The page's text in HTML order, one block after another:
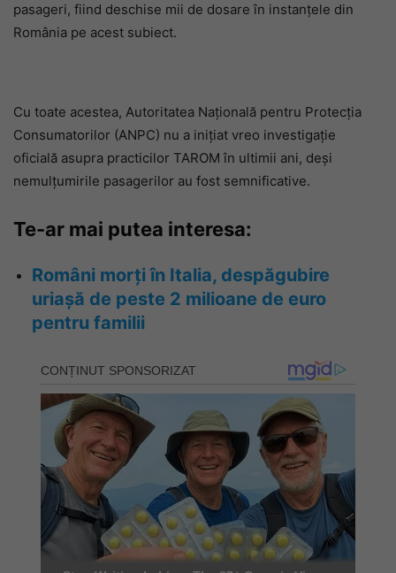
pasageri, fiind deschise mii de dosare în instanțele din
România pe acest subiect.
Cu toate acestea, Autoritatea Națională pentru Protecția
Consumatorilor (ANPC) nu a inițiat vreo investigație
oficială asupra practicilor TAROM în ultimii ani, deși
nemulțumirile pasagerilor au fost semnificative.
Te-ar mai putea interesa:
Români morți în Italia, despăgubire
uriașă de peste 2 milioane de euro
pentru familii